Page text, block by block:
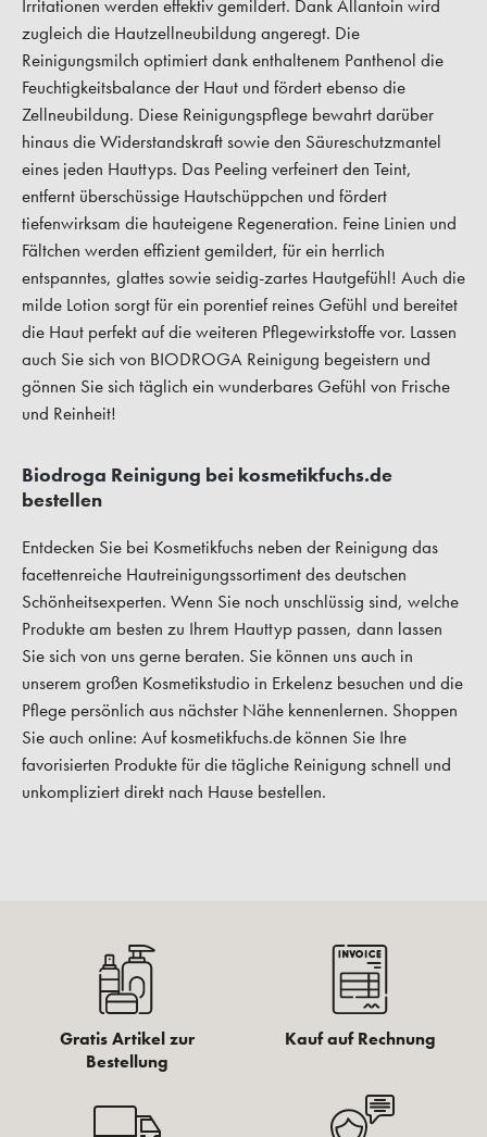
Irritationen werden effektiv gemildert. Dank Allantoin wird
zugleich die Hautzellneubildung angeregt. Die
Reinigungsmilch optimiert dank enthaltenem Panthenol die
Feuchtigkeitsbalance der Haut und fördert ebenso die
Zellneubildung. Diese Reinigungspflege bewahrt darüber
hinaus die Widerstandskraft sowie den Säureschutzmantel
eines jeden Hauttyps. Das Peeling verfeinert den Teint,
entfernt überschüssige Hautschüppchen und fördert
tiefenwirksam die hauteigene Regeneration. Feine Linien und
Fältchen werden effizient gemildert, für ein herrlich
entspanntes, glattes sowie seidig-zartes Hautgefühl! Auch die
milde Lotion sorgt für ein porentief reines Gefühl und bereitet
die Haut perfekt auf die weiteren Pflegewirkstoffe vor. Lassen
auch Sie sich von BIODROGA Reinigung begeistern und
gönnen Sie sich täglich ein wunderbares Gefühl von Frische
und Reinheit!
Biodroga Reinigung bei kosmetikfuchs.de
bestellen
Entdecken Sie bei Kosmetikfuchs neben der Reinigung das
facettenreiche Hautreinigungssortiment des deutschen
Schönheitsexperten. Wenn Sie noch unschlüssig sind, welche
Produkte am besten zu Ihrem Hauttyp passen, dann lassen
Sie sich von uns gerne beraten. Sie können uns auch in
unserem großen Kosmetikstudio in Erkelenz besuchen und die
Pflege persönlich aus nächster Nähe kennenlernen. Shoppen
Sie auch online: Auf kosmetikfuchs.de können Sie Ihre
favorisierten Produkte für die tägliche Reinigung schnell und
unkompliziert direkt nach Hause bestellen.
Gratis Artikel zur
Bestellung
Kauf auf Rechnung